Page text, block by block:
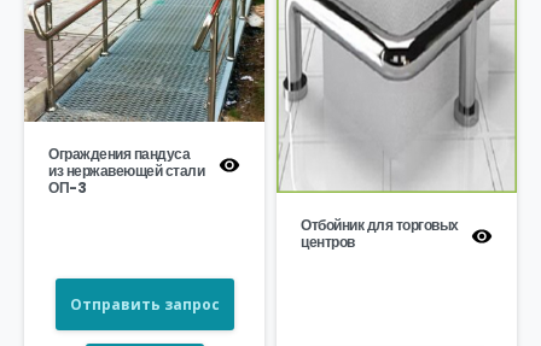
Ограждения пандуса
из нержавеющей стали
ОП-3
Отправить запрос
Отбойник для торговых
центров